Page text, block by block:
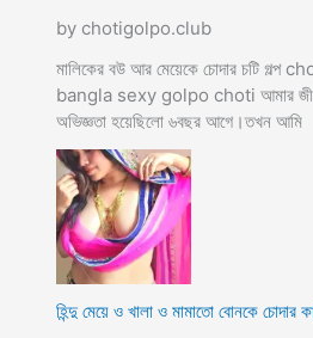
by chotigolpo.club
মালিকের বউ আর মেয়েকে চোদার চটি গল্প
bangla sexy golpo choti আমার
অভিজ্ঞতা হয়েছিলো ৬বছর আগে।তখন আমি
হিন্দু মেয়ে ও খালা ও মামাতো বোনকে চোদার